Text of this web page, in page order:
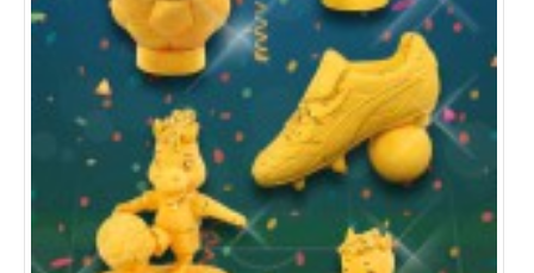
端午節紀念禮品系列
2018/03/21 101
《博思創意 - 端午節紀念禮品系列》 端午佳節將至，賽龍舟
是端午節的一項重要活動。 博思創意推出一系列的端午節紀念
禮品，系列呈現出賽龍舟同舟共濟，團結一致的精神。設計精
美，是辨公室擺設、送禮或龍舟賽頒獎佳品。 企業客戶更可加
入獨特的商標及文字，更顯個性化及獨...
閱讀更多